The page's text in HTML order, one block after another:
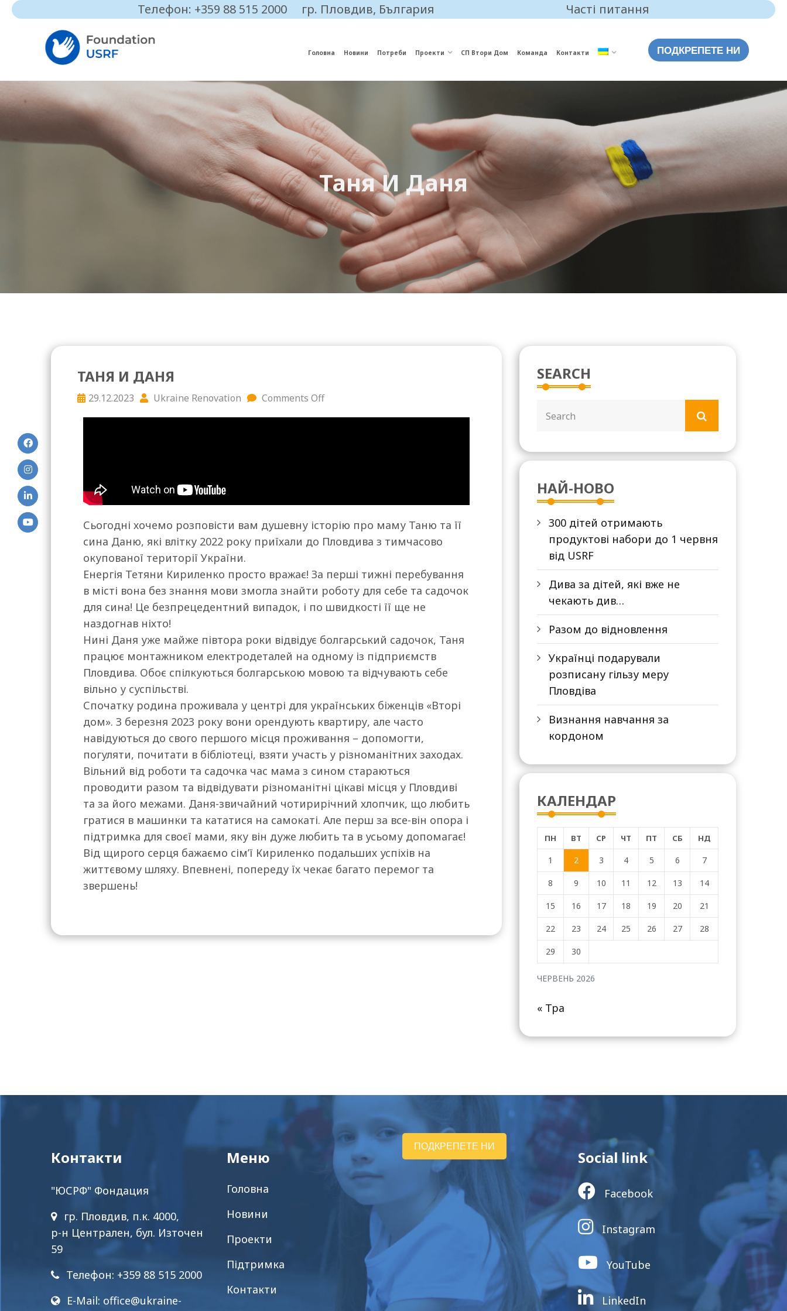
Телефон: +359 88 515 2000 гр. Пловдив, България Часті питання
Головна Новини Потреби Проекти СП Втори Дом Команда Контакти ПОДКРЕПЕТЕ НИ
Таня И Даня
ТАНЯ И ДАНЯ
29.12.2023 Ukraine Renovation Comments Off
Сьогодні хочемо розповісти вам душевну історію про маму Таню та її
сина Даню, які влітку 2022 року приїхали до Пловдива з тимчасово
окупованої території України.
Енергія Тетяни Кириленко просто вражає! За перші тижні перебування
в місті вона без знання мови змогла знайти роботу для себе та садочок
для сина! Це безпрецедентний випадок, і по швидкості її ще не
наздогнав ніхто!
Нині Даня уже майже півтора роки відвідує болгарський садочок, Таня
працює монтажником електродеталей на одному із підприємств
Пловдива. Обоє спілкуються болгарською мовою та відчувають себе
вільно у суспільстві.
Спочатку родина проживала у центрі для українських біженців «Вторі
дом». З березня 2023 року вони орендують квартиру, але часто
навідуються до свого першого місця проживання – допомогти,
погуляти, почитати в бібліотеці, взяти участь у різноманітних заходах.
Вільний від роботи та садочка час мама з сином стараються
проводити разом та відвідувати різноманітні цікаві місця у Пловдиві
та за його межами. Даня-звичайний чотирирічний хлопчик, що любить
гратися в машинки та кататися на самокаті. Але перш за все-він опора і
підтримка для своєї мами, яку він дуже любить та в усьому допомагає!
Від щирого серця бажаємо сімʼї Кириленко подальших успіхів на
життєвому шляху. Впевнені, попереду їх чекає багато перемог та
звершень!
SEARCH
НАЙ-НОВО
300 дітей отримають
продуктові набори до 1 червня
від USRF
Дива за дітей, які вже не
чекають див…
Разом до відновлення
Українці подарували
розписану гільзу меру
Пловдіва
Визнання навчання за
кордоном
КАЛЕНДАР
ЧЕРВЕНЬ 2026
ПН ВТ СР ЧТ ПТ СБ НД
1 2 3 4 5 6 7
8 9 10 11 12 13 14
15 16 17 18 19 20 21
22 23 24 25 26 27 28
29 30
« Тра
Контакти
"ЮСРФ" Фондация
гр. Пловдив, п.к. 4000,
р-н Централен, бул. Източен
59
Телефон: +359 88 515 2000
E-Mail: office@ukraine-
Меню
Головна
Новини
Проекти
Підтримка
Контакти
ПОДКРЕПЕТЕ НИ
Social link
Facebook
Instagram
YouTube
LinkedIn